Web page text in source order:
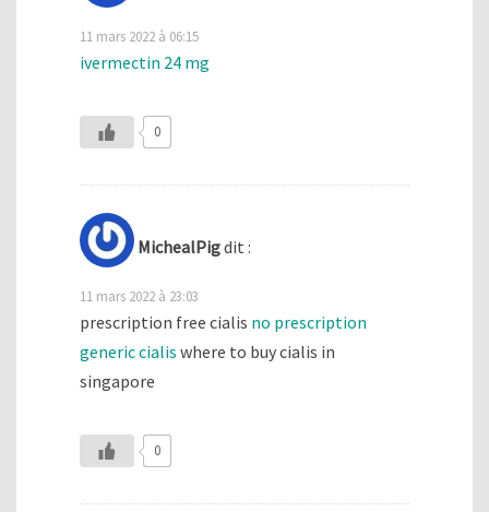
11 mars 2022 à 06:15
ivermectin 24 mg
0
MichealPigdit :
11 mars 2022 à 23:03
prescription free cialis no prescription
generic cialis where to buy cialis in
singapore
0